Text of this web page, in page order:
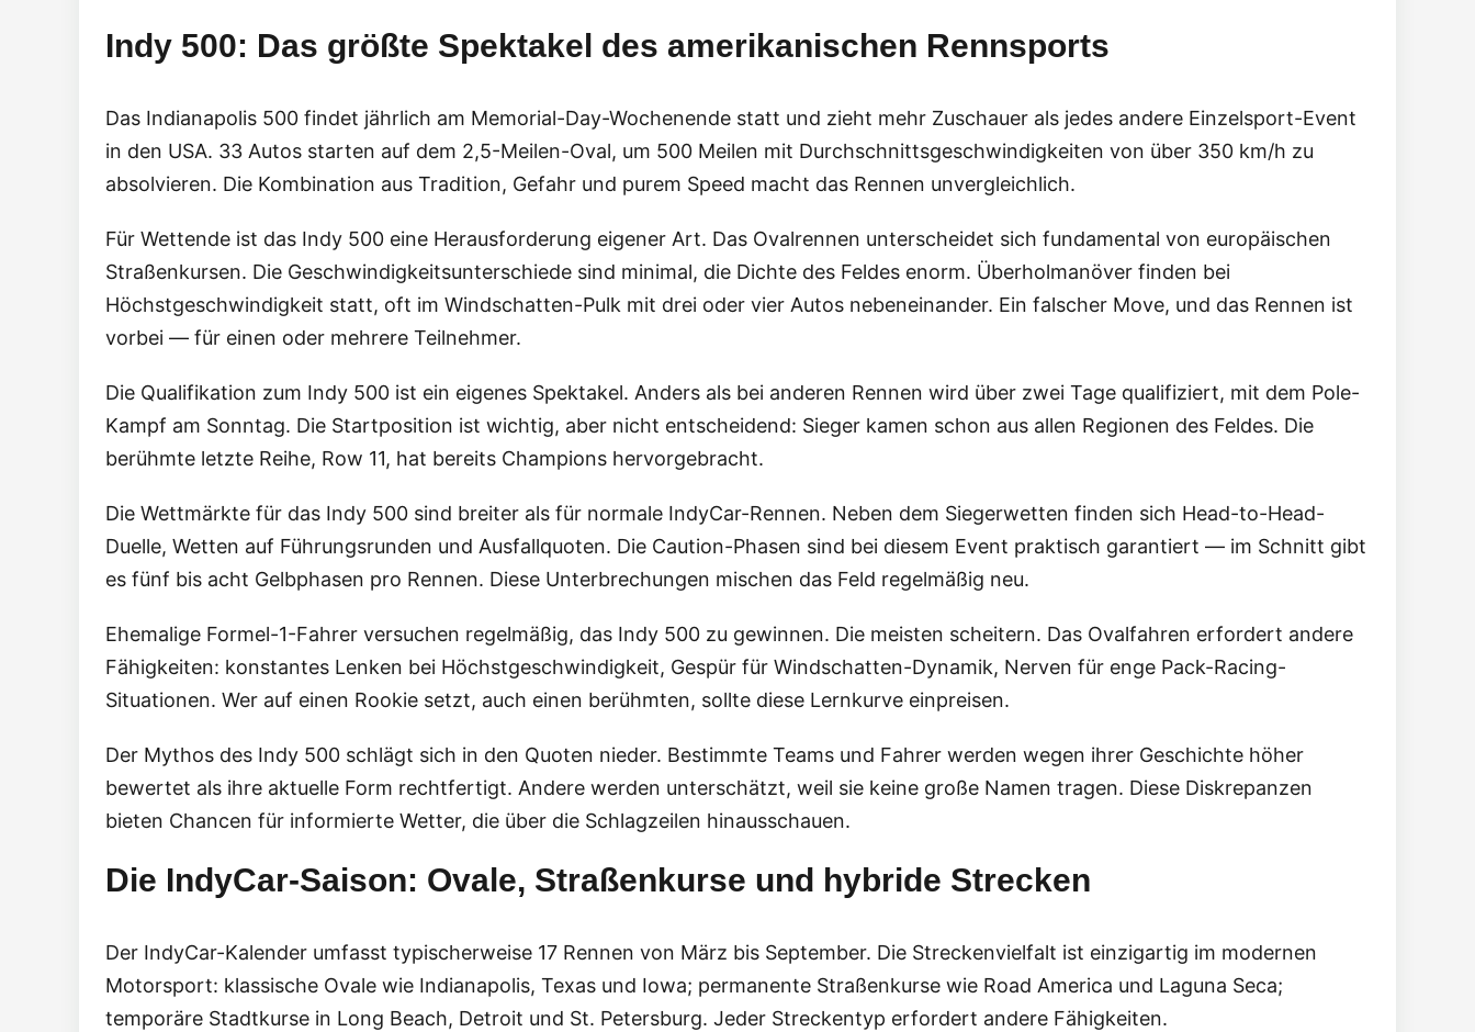
Indy 500: Das größte Spektakel des amerikanischen Rennsports
Das Indianapolis 500 findet jährlich am Memorial-Day-Wochenende statt und zieht mehr Zuschauer als jedes andere Einzelsport-Event
in den USA. 33 Autos starten auf dem 2,5-Meilen-Oval, um 500 Meilen mit Durchschnittsgeschwindigkeiten von über 350 km/h zu
absolvieren. Die Kombination aus Tradition, Gefahr und purem Speed macht das Rennen unvergleichlich.
Für Wettende ist das Indy 500 eine Herausforderung eigener Art. Das Ovalrennen unterscheidet sich fundamental von europäischen
Straßenkursen. Die Geschwindigkeitsunterschiede sind minimal, die Dichte des Feldes enorm. Überholmanöver finden bei
Höchstgeschwindigkeit statt, oft im Windschatten-Pulk mit drei oder vier Autos nebeneinander. Ein falscher Move, und das Rennen ist
vorbei — für einen oder mehrere Teilnehmer.
Die Qualifikation zum Indy 500 ist ein eigenes Spektakel. Anders als bei anderen Rennen wird über zwei Tage qualifiziert, mit dem Pole-
Kampf am Sonntag. Die Startposition ist wichtig, aber nicht entscheidend: Sieger kamen schon aus allen Regionen des Feldes. Die
berühmte letzte Reihe, Row 11, hat bereits Champions hervorgebracht.
Die Wettmärkte für das Indy 500 sind breiter als für normale IndyCar-Rennen. Neben dem Siegerwetten finden sich Head-to-Head-
Duelle, Wetten auf Führungsrunden und Ausfallquoten. Die Caution-Phasen sind bei diesem Event praktisch garantiert — im Schnitt gibt
es fünf bis acht Gelbphasen pro Rennen. Diese Unterbrechungen mischen das Feld regelmäßig neu.
Ehemalige Formel-1-Fahrer versuchen regelmäßig, das Indy 500 zu gewinnen. Die meisten scheitern. Das Ovalfahren erfordert andere
Fähigkeiten: konstantes Lenken bei Höchstgeschwindigkeit, Gespür für Windschatten-Dynamik, Nerven für enge Pack-Racing-
Situationen. Wer auf einen Rookie setzt, auch einen berühmten, sollte diese Lernkurve einpreisen.
Der Mythos des Indy 500 schlägt sich in den Quoten nieder. Bestimmte Teams und Fahrer werden wegen ihrer Geschichte höher
bewertet als ihre aktuelle Form rechtfertigt. Andere werden unterschätzt, weil sie keine große Namen tragen. Diese Diskrepanzen
bieten Chancen für informierte Wetter, die über die Schlagzeilen hinausschauen.
Die IndyCar-Saison: Ovale, Straßenkurse und hybride Strecken
Der IndyCar-Kalender umfasst typischerweise 17 Rennen von März bis September. Die Streckenvielfalt ist einzigartig im modernen
Motorsport: klassische Ovale wie Indianapolis, Texas und Iowa; permanente Straßenkurse wie Road America und Laguna Seca;
temporäre Stadtkurse in Long Beach, Detroit und St. Petersburg. Jeder Streckentyp erfordert andere Fähigkeiten.